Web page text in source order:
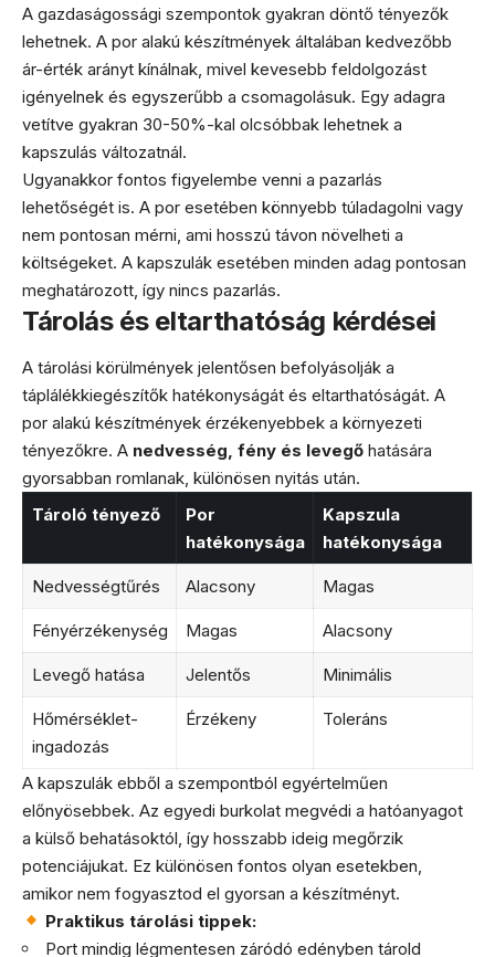
A gazdaságossági szempontok gyakran döntő tényezők
lehetnek. A por alakú készítmények általában kedvezőbb
ár-érték arányt kínálnak, mivel kevesebb feldolgozást
igényelnek és egyszerűbb a csomagolásuk. Egy adagra
vetítve gyakran 30-50%-kal olcsóbbak lehetnek a
kapszulás változatnál.
Ugyanakkor fontos figyelembe venni a pazarlás
lehetőségét is. A por esetében könnyebb túladagolni vagy
nem pontosan mérni, ami hosszú távon növelheti a
költségeket. A kapszulák esetében minden adag pontosan
meghatározott, így nincs pazarlás.
Tárolás és eltarthatóság kérdései
A tárolási körülmények jelentősen befolyásolják a
táplálékkiegészítők hatékonyságát és eltarthatóságát. A
por alakú készítmények érzékenyebbek a környezeti
tényezőkre. A nedvesség, fény és levegő hatására
gyorsabban romlanak, különösen nyitás után.
Tároló tényező
Por
hatékonysága
Kapszula
hatékonysága
Nedvességtűrés Alacsony Magas
Fényérzékenység Magas Alacsony
Levegő hatása Jelentős Minimális
Hőmérséklet-
ingadozás
Érzékeny Toleráns
A kapszulák ebből a szempontból egyértelműen
előnyösebbek. Az egyedi burkolat megvédi a hatóanyagot
a külső behatásoktól, így hosszabb ideig megőrzik
potenciájukat. Ez különösen fontos olyan esetekben,
amikor nem fogyasztod el gyorsan a készítményt.
Praktikus tárolási tippek:
Port mindig légmentesen záródó edényben tárold